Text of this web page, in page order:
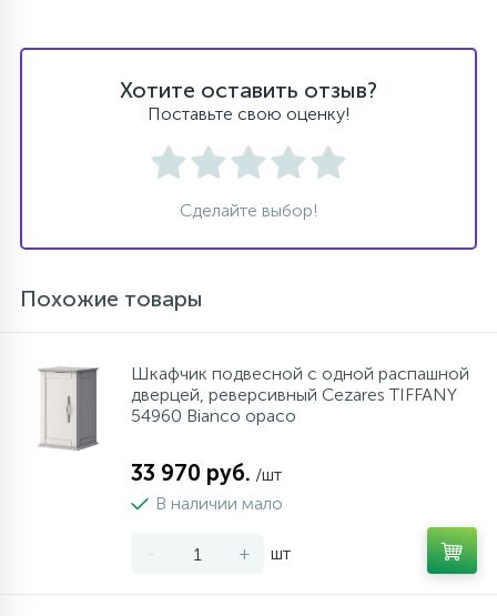
Хотите оставить отзыв?
Поставьте свою оценку!
Сделайте выбор!
Похожие товары
Шкафчик подвесной с одной распашной
дверцей, реверсивный Cezares TIFFANY
54960 Bianco opaco
33 970 руб. /шт
В наличии мало
- + шт